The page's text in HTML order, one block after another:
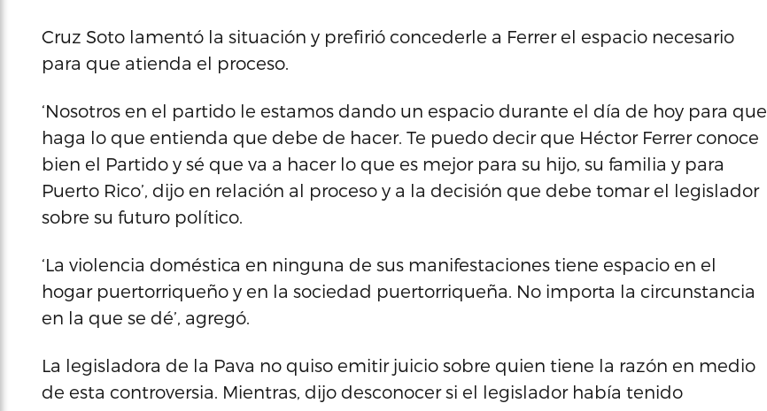
Cruz Soto lamentó la situación y prefirió concederle a Ferrer el espacio necesario
para que atienda el proceso.
‘Nosotros en el partido le estamos dando un espacio durante el día de hoy para que
haga lo que entienda que debe de hacer. Te puedo decir que Héctor Ferrer conoce
bien el Partido y sé que va a hacer lo que es mejor para su hijo, su familia y para
Puerto Rico’, dijo en relación al proceso y a la decisión que debe tomar el legislador
sobre su futuro político.
‘La violencia doméstica en ninguna de sus manifestaciones tiene espacio en el
hogar puertorriqueño y en la sociedad puertorriqueña. No importa la circunstancia
en la que se dé’, agregó.
La legisladora de la Pava no quiso emitir juicio sobre quien tiene la razón en medio
de esta controversia. Mientras, dijo desconocer si el legislador había tenido